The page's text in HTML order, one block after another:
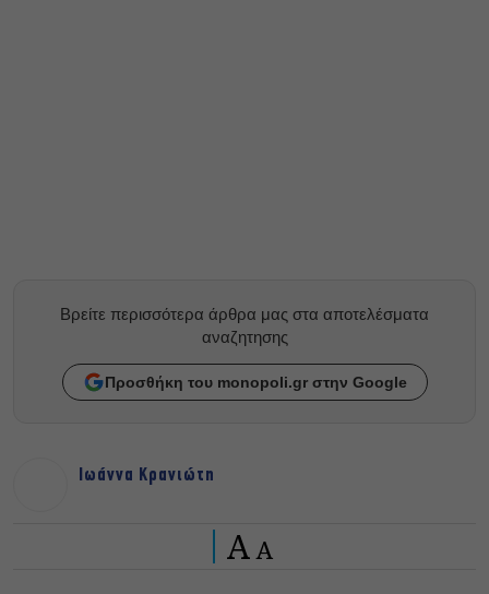
Βρείτε περισσότερα άρθρα μας στα αποτελέσματα
αναζητησης
Προσθήκη του monopoli.gr στην Google
Ιωάννα Κρανιώτη
A A